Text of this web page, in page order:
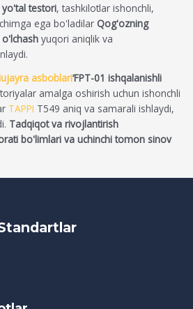
yo'tal testori, tashkilotlar ishonchli,
ega bo'ladilar Qog'ozning
yuqori aniqlik va
asboblari‘FPT-01 ishqalanishli
amalga oshirish uchun ishonchli
TAPPI T549 aniq va samarali ishlaydi,
Tadqiqot va rivojlantirish
bo'limlari va uchinchi tomon sinov